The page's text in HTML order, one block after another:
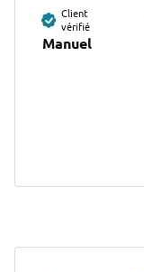
Client
vérifié
Manuel